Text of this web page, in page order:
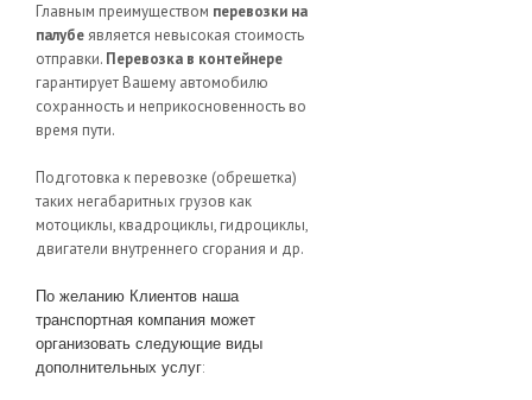
Главным преимуществом перевозки на
палубеявляется невысокая стоимость
отправки. Перевозка в контейнере
гарантирует Вашему автомобилю
сохранность и неприкосновенность во
время пути.
Подготовка к перевозке (обрешетка)
таких негабаритных грузов как
мотоциклы, квадроциклы, гидроциклы,
двигатели внутреннего сгорания и др.
По желанию Клиентов наша
транспортная компания может
организовать следующие виды
дополнительных услуг: